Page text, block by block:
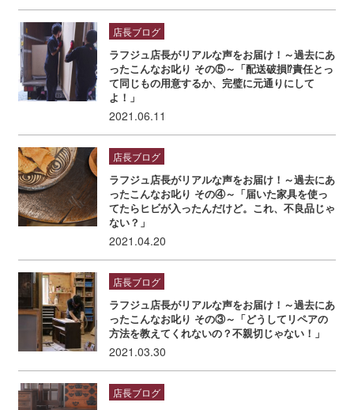
店長ブログ
ラフジュ店長がリアルな声をお届け！～過去にあ
ったこんなお叱り その⑤～「配送破損⁉責任とっ
て同じもの用意するか、完璧に元通りにして
よ！」
2021.06.11
店長ブログ
ラフジュ店長がリアルな声をお届け！～過去にあ
ったこんなお叱り その④～「届いた家具を使っ
てたらヒビが入ったんだけど。これ、不良品じゃ
ない？」
2021.04.20
店長ブログ
ラフジュ店長がリアルな声をお届け！～過去にあ
ったこんなお叱り その③～「どうしてリペアの
方法を教えてくれないの？不親切じゃない！」
2021.03.30
店長ブログ